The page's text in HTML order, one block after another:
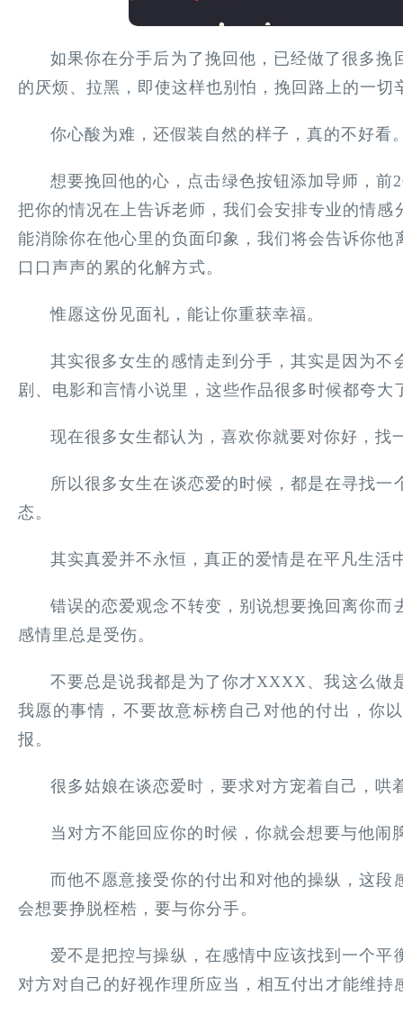
如果你在分手后为了挽回他，已经做了很多
的厌烦、拉黑，即使这样也别怕，挽回路上的一切
你心酸为难，还假装自然的样子，真的不好看
想要挽回他的心，点击绿色按钮添加导师，
把你的情况在上告诉老师，我们会安排专业的情
能消除你在他心里的负面印象，我们将会告诉你
口口声声的累的化解方式。
惟愿这份见面礼，能让你重获幸福。
其实很多女生的感情走到分手，其实是因为
剧、电影和言情小说里，这些作品很多时候都夸大
现在很多女生都认为，喜欢你就要对你好，
所以很多女生在谈恋爱的时候，都是在寻找
态。
其实真爱并不永恒，真正的爱情是在平凡生活
错误的恋爱观念不转变，别说想要挽回离你
感情里总是受伤。
不要总是说我都是为了你才XXXX、我这么做
我愿的事情，不要故意标榜自己对他的付出，你
报。
很多姑娘在谈恋爱时，要求对方宠着自己，
当对方不能回应你的时候，你就会想要与他闹
而他不愿意接受你的付出和对他的操纵，这
会想要挣脱桎梏，要与你分手。
爱不是把控与操纵，在感情中应该找到一个
对方对自己的好视作理所应当，相互付出才能维持